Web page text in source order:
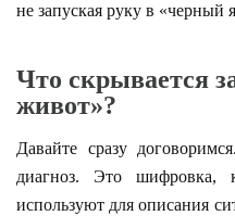
не запуская руку в «черный
Что скрывается
живот»?
Давайте сразу
диагноз. Это шифровка,
используют для описания